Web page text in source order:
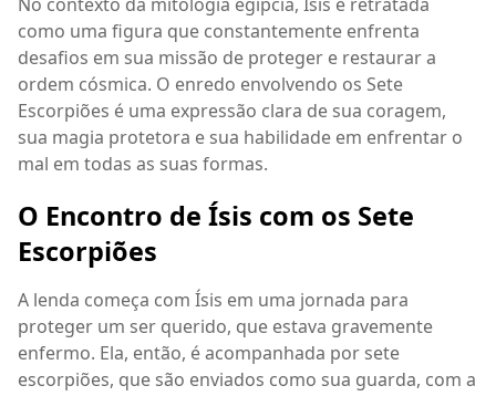
No contexto da mitologia egípcia, Ísis é retratada
como uma figura que constantemente enfrenta
desafios em sua missão de proteger e restaurar a
ordem cósmica. O enredo envolvendo os Sete
Escorpiões é uma expressão clara de sua coragem,
sua magia protetora e sua habilidade em enfrentar o
mal em todas as suas formas.
O Encontro de Ísis com os Sete
Escorpiões
A lenda começa com Ísis em uma jornada para
proteger um ser querido, que estava gravemente
enfermo. Ela, então, é acompanhada por sete
escorpiões, que são enviados como sua guarda, com a